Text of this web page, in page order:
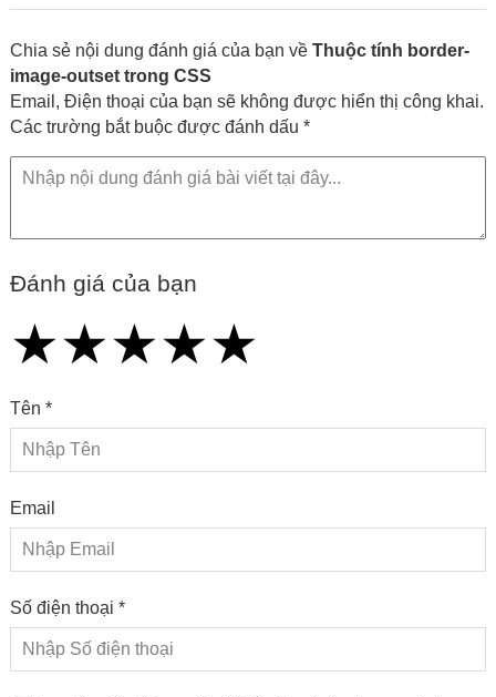
Chia sẻ nội dung đánh giá của bạn về Thuộc tính border-
image-outset trong CSS
Email, Điện thoại của bạn sẽ không được hiển thị công khai.
Các trường bắt buộc được đánh dấu *
Đánh giá của bạn
★
★★
★★★
★★★★
★★★★★
Tên *
Email
Số điện thoại *